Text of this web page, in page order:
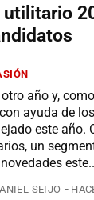
utilitario
año y,
ayuda de
este año.
un
SEIJO